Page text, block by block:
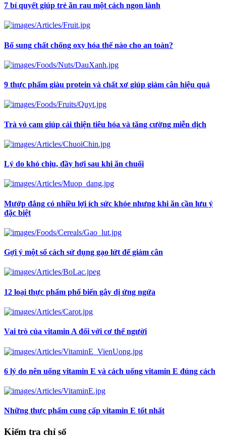
7 bí quyết giúp trẻ ăn rau một cách ngon lành
Bổ sung chất chống oxy hóa thế nào cho an toàn?
9 thực phẩm giàu protein và chất xơ giúp giảm cân hiệu quả
Trà vỏ cam giúp cải thiện tiêu hóa và tăng cường miễn dịch
Lý do khó chịu, đầy hơi sau khi ăn chuối
Mướp đắng có nhiều lợi ích sức khỏe nhưng khi ăn cần lưu ý
đặc biệt
Gợi ý một số cách sử dụng gạo lứt để giảm cân
12 loại thực phẩm phổ biến gây dị ứng ngứa
Vai trò của vitamin A đối với cơ thể người
6 lý do nên uống vitamin E và cách uống vitamin E đúng cách
Những thực phẩm cung cấp vitamin E tốt nhất
Kiểm tra chỉ số